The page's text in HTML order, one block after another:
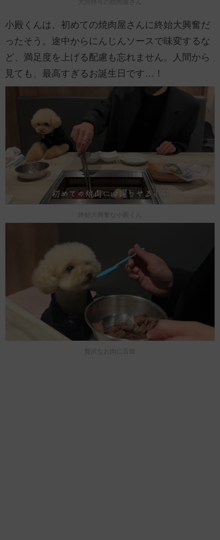
犬同伴可の焼肉屋さん
小殿くんは、初めての焼肉屋さんに終始大興奮だ
ったそう。途中からにんじんソースで味変するな
ど、満足度を上げる配慮も忘れません。人間から
見ても、最高すぎるお誕生日です…！
終始大興奮な小殿くん
贅沢なお肉に舌鼓